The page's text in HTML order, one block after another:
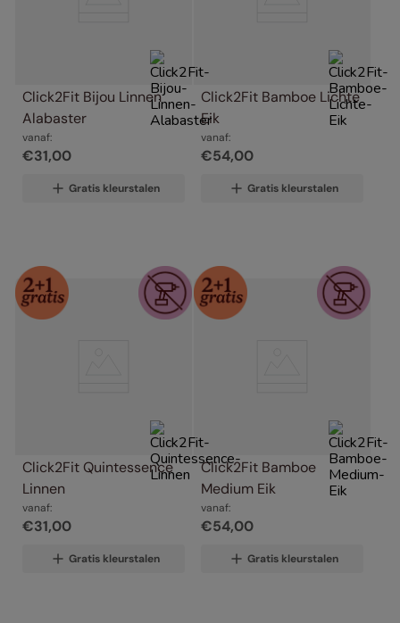
Click2Fit Bijou Linnen
Alabaster
vanaf:
€31,00
Gratis kleurstalen
Click2Fit Bamboe Lichte
Eik
vanaf:
€54,00
Gratis kleurstalen
Click2Fit Quintessence
Linnen
vanaf:
€31,00
Gratis kleurstalen
Click2Fit Bamboe
Medium Eik
vanaf:
€54,00
Gratis kleurstalen